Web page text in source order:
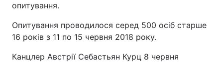
Інтерв'ю Думки
опитування.
Опитування проводилося серед 500 осіб старше
16 років з 11 по 15 червня 2018 року.
Канцлер Австрії Себастьян Курц 8 червня